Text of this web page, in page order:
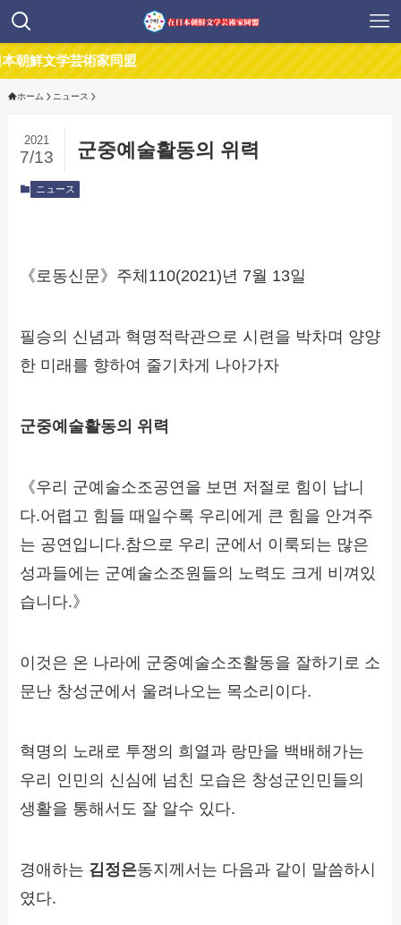
文学芸術家同盟
ホーム ニュース
군중예술활동의 위력
2021
7/13
ニュース
《로동신문》주체110(2021)년 7월 13일
필승의 신념과 혁명적락관으로 시련을 박차며 양양
한 미래를 향하여 줄기차게 나아가자
군중예술활동의 위력
《우리 군예술소조공연을 보면 저절로 힘이 납니
다.어렵고 힘들 때일수록 우리에게 큰 힘을 안겨주
는 공연입니다.참으로 우리 군에서 이룩되는 많은
성과들에는 군예술소조원들의 노력도 크게 비껴있
습니다.》
이것은 온 나라에 군중예술소조활동을 잘하기로 소
문난 창성군에서 울려나오는 목소리이다.
혁명의 노래로 투쟁의 희열과 랑만을 백배해가는
우리 인민의 신심에 넘친 모습은 창성군인민들의
생활을 통해서도 잘 알수 있다.
경애하는 김정은동지께서는 다음과 같이 말씀하시
였다.